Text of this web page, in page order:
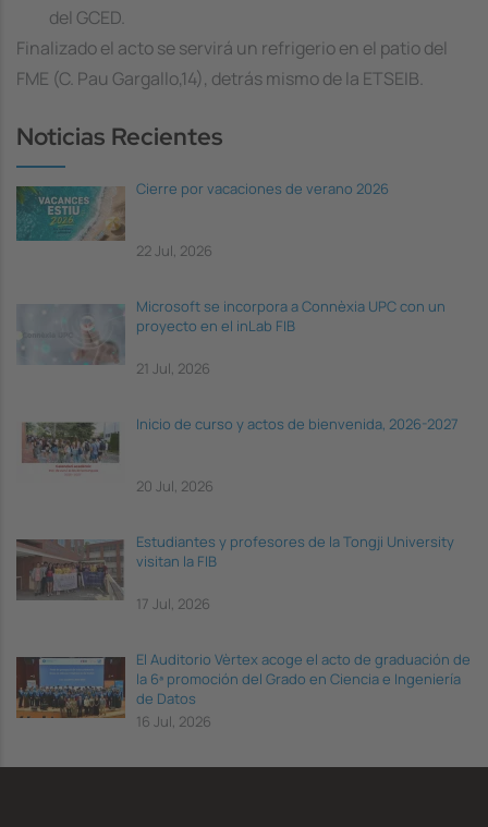
del GCED.
Finalizado el acto se servirá un refrigerio en el patio del
FME (C. Pau Gargallo,14), detrás mismo de la ETSEIB.
Noticias Recientes
Cierre por vacaciones de verano 2026
22 Jul, 2026
Microsoft se incorpora a Connèxia UPC con un
proyecto en el inLab FIB
21 Jul, 2026
Inicio de curso y actos de bienvenida, 2026-2027
20 Jul, 2026
Estudiantes y profesores de la Tongji University
visitan la FIB
17 Jul, 2026
El Auditorio Vèrtex acoge el acto de graduación de
la 6ª promoción del Grado en Ciencia e Ingeniería
de Datos
16 Jul, 2026